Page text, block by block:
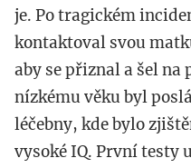
je. Po tragickém
kontaktoval svou
aby se přiznal a šel
nízkému věku byl
léčebny, kde bylo
vysoké IQ. První testy